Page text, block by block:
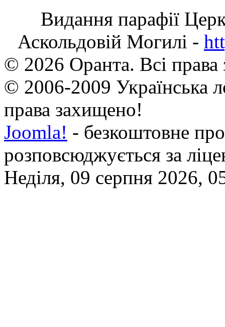
Видання парафії
Аскольдовій Могилі -
© 2026 Оранта. Всі
© 2006-2009 Українська
права захищено!
Joomla! - безкоштовне
розповсюджується за
Неділя, 09 серпня 2026,